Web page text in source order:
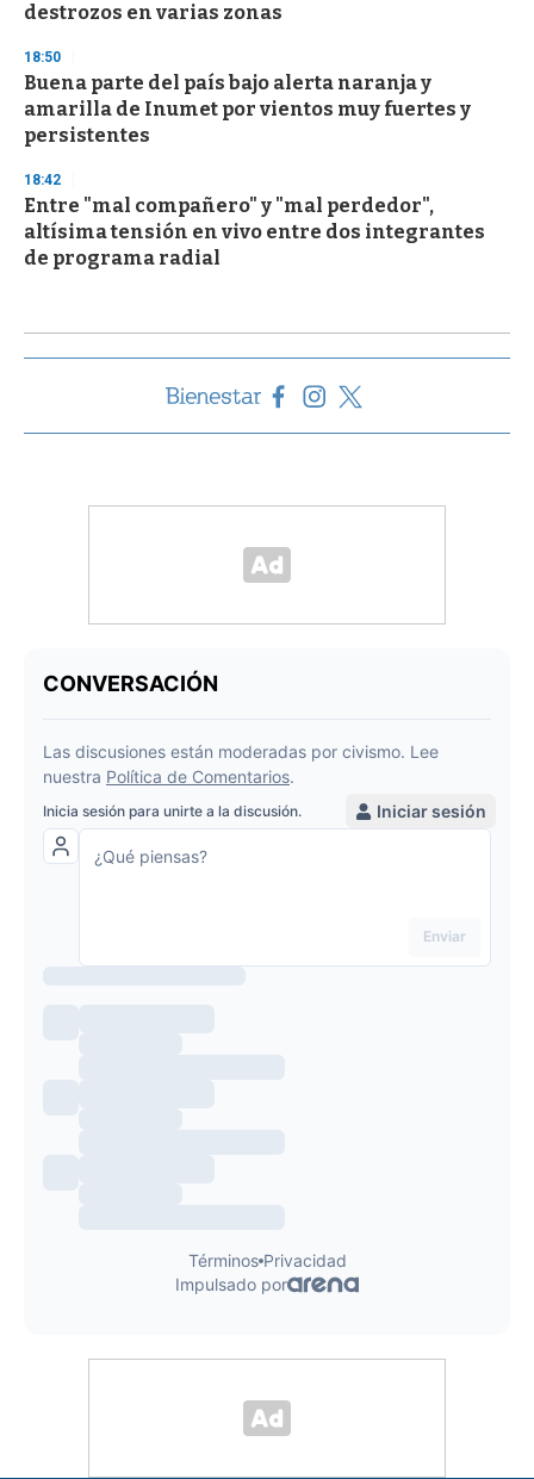
destrozos en varias zonas
18:50
Buena parte del país bajo alerta naranja y
amarilla de Inumet por vientos muy fuertes y
persistentes
18:42
Entre "mal compañero" y "mal perdedor",
altísima tensión en vivo entre dos integrantes
de programa radial